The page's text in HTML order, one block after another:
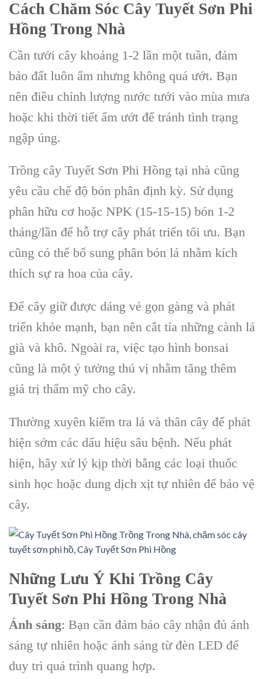
Cách Chăm Sóc Cây Tuyết Sơn Phi
Hồng Trong Nhà
Cần tưới cây khoảng 1-2 lần một tuần, đảm
bảo đất luôn ẩm nhưng không quá ướt. Bạn
nên điều chỉnh lượng nước tưới vào mùa mưa
hoặc khi thời tiết ẩm ướt để tránh tình trạng
ngập úng.
Trồng cây Tuyết Sơn Phi Hồng tại nhà cũng
yêu cầu chế độ bón phân định kỳ. Sử dụng
phân hữu cơ hoặc NPK (15-15-15) bón 1-2
tháng/lần để hỗ trợ cây phát triển tối ưu. Bạn
cũng có thể bổ sung phân bón lá nhằm kích
thích sự ra hoa của cây.
Để cây giữ được dáng vẻ gọn gàng và phát
triển khỏe mạnh, bạn nên cắt tỉa những cành lá
già và khô. Ngoài ra, việc tạo hình bonsai
cũng là một ý tưởng thú vị nhằm tăng thêm
giá trị thẩm mỹ cho cây.
Thường xuyên kiểm tra lá và thân cây để phát
hiện sớm các dấu hiệu sâu bệnh. Nếu phát
hiện, hãy xử lý kịp thời bằng các loại thuốc
sinh học hoặc dung dịch xịt tự nhiên để bảo vệ
cây.
Những Lưu Ý Khi Trồng Cây
Tuyết Sơn Phi Hồng Trong Nhà
Ánh sáng: Bạn cần đảm bảo cây nhận đủ ánh
sáng tự nhiên hoặc ánh sáng từ đèn LED để
duy trì quá trình quang hợp.